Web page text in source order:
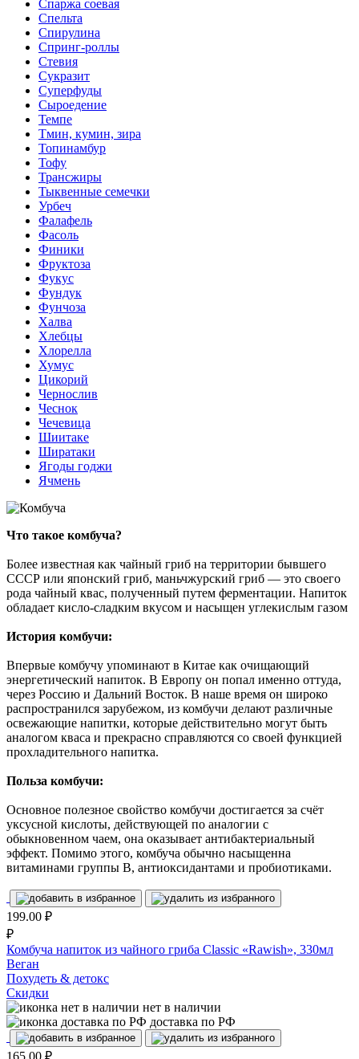
Спаржа соевая
Спельта
Спирулина
Спринг-роллы
Стевия
Сукразит
Суперфуды
Сыроедение
Темпе
Тмин, кумин, зира
Топинамбур
Тофу
Трансжиры
Тыквенные семечки
Урбеч
Фалафель
Фасоль
Финики
Фруктоза
Фукус
Фундук
Фунчоза
Халва
Хлебцы
Хлорелла
Хумус
Цикорий
Чернослив
Чеснок
Чечевица
Шиитаке
Ширатаки
Ягоды годжи
Ячмень
Что такое комбуча?
Более известная как чайный гриб на территории бывшего
СССР или японский гриб, маньчжурский гриб — это своего
рода чайный квас, полученный путем ферментации. Напиток
обладает кисло-сладким вкусом и насыщен углекислым газом
История комбучи:
Впервые комбучу упоминают в Китае как очищающий
энергетический напиток. В Европу он попал именно оттуда,
через Россию и Дальний Восток. В наше время он широко
распространился зарубежом, из комбучи делают различные
освежающие напитки, которые действительно могут быть
аналогом кваса и прекрасно справляются со своей функцией
прохладительного напитка.
Польза комбучи:
Основное полезное свойство комбучи достигается за счёт
уксусной кислоты, действующей по аналогии с
обыкновенном чаем, она оказывает антибактериальный
эффект. Помимо этого, комбуча обычно насыщенна
витаминами группы В, антиоксидантами и пробиотиками.
199.00 ₽
₽
Комбуча напиток из чайного гриба Classic «Rawish», 330мл
Веган
Похудеть & детокс
Скидки
нет в наличии
доставка по РФ
165.00 ₽